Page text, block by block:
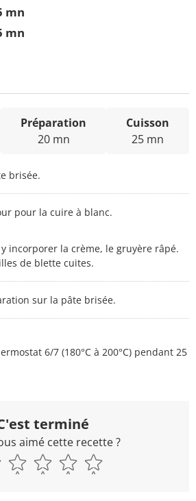
mn
mn
Préparation
20 mn
Cuisson
25 mn
brisée.
pour la cuire à blanc.
incorporer la crème, le gruyère râpé.
de blette cuites.
sur la pâte brisée.
6/7 (180°C à 200°C) pendant 25
terminé
aimé cette recette ?